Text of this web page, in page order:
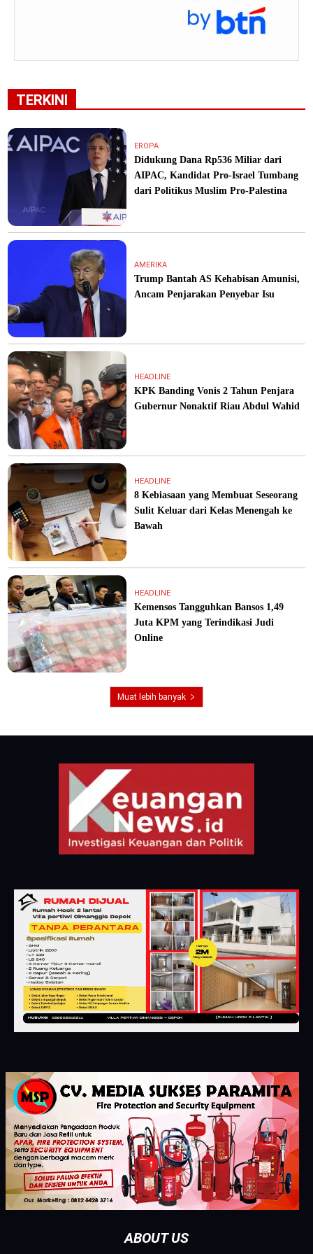
TERKINI
EROPA
Didukung Dana Rp536 Miliar dari
AIPAC, Kandidat Pro-Israel Tumbang
dari Politikus Muslim Pro-Palestina
AMERIKA
Trump Bantah AS Kehabisan Amunisi,
Ancam Penjarakan Penyebar Isu
HEADLINE
KPK Banding Vonis 2 Tahun Penjara
Gubernur Nonaktif Riau Abdul Wahid
HEADLINE
8 Kebiasaan yang Membuat Seseorang
Sulit Keluar dari Kelas Menengah ke
Bawah
HEADLINE
Kemensos Tangguhkan Bansos 1,49
Juta KPM yang Terindikasi Judi
Online
Muat lebih banyak
ABOUT US